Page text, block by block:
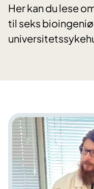
Her kan du lese
til seks